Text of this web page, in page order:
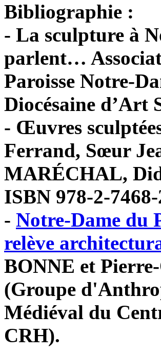
Bibliographie :
- La sculpture à
parlent…
Paroisse Notre-
Diocésaine d’Art
- Œuvres
Ferrand, Sœur
MARÉCHAL,
ISBN 978-2-
- Notre-Dame du
relève
BONNE et
(Groupe
Médiéval du
CRH).